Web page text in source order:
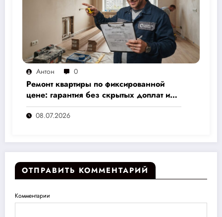
Антон 0
Ремонт квартиры по фиксированной
цене: гарантия без скрытых доплат и
переплат
08.07.2026
ОТПРАВИТЬ КОММЕНТАРИЙ
Комментарии